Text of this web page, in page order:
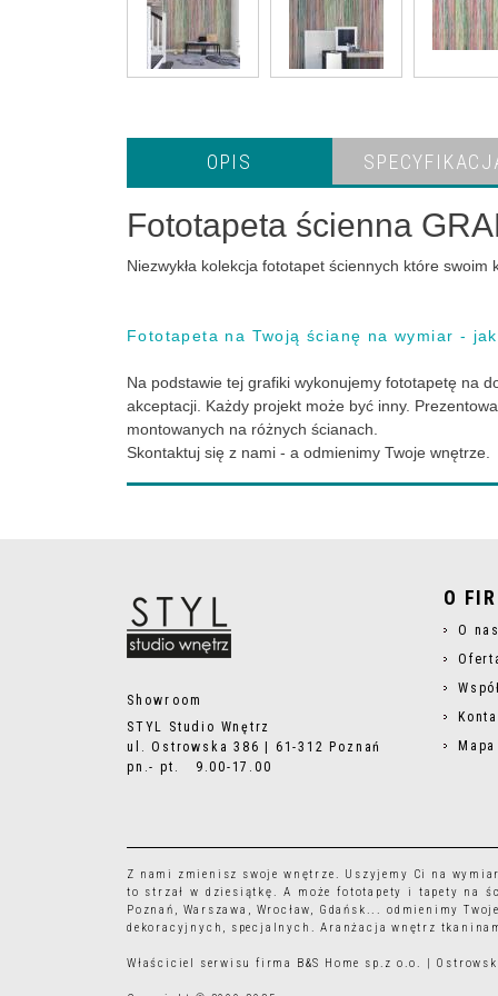
OPIS
Fototapeta ścienna
Niezwykła kolekcja fototapet ściennych które
Fototapeta na Twoją ścianę na wymiar -
Na podstawie tej grafiki wykonujemy fototapetę na
akceptacji. Każdy projekt może być inny.
montowanych na różnych ścianach.
Skontaktuj się z nami - a odmienimy Twoje wnętrze.
Showroom
STYL Studio Wnętrz
ul. Ostrowska 386 | 61-312 Poznań
pn.- pt. 9.00-17.00
O
O
Z nami zmienisz swoje wnętrze. Uszyjemy Ci na
to strzał w dziesiątkę. A możefototapety i tapety na
Poznań, Warszawa, Wrocław, Gdańsk... odmienimy
dekoracyjnych, specjalnych. Aranżacja wnętrz
Właściciel serwisu firma B&S Home sp.z o.o. |